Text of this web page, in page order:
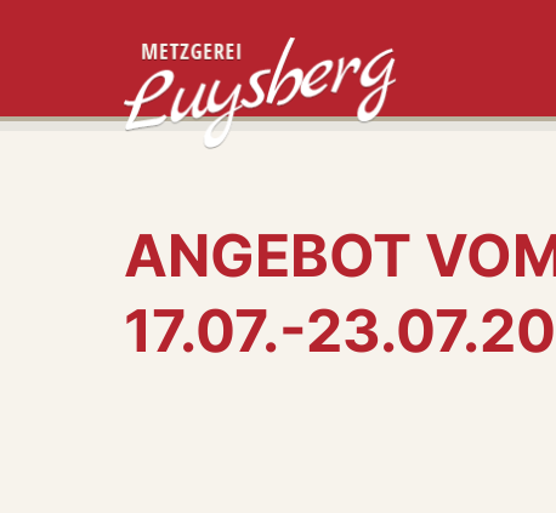
ANGEBOT
17.07.-